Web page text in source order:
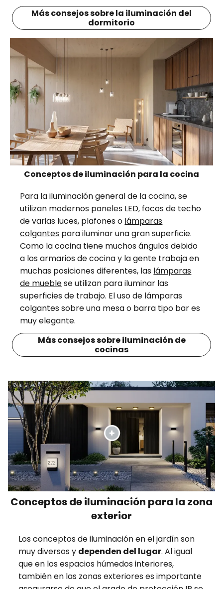
Más consejos sobre la iluminación del
dormitorio
Conceptos de iluminación para la cocina
Para la iluminación general de la cocina, se
utilizan modernos paneles LED, focos de techo
de varias luces, plafones o lámparas
colgantes para iluminar una gran superficie.
Como la cocina tiene muchos ángulos debido
a los armarios de cocina y la gente trabaja en
muchas posiciones diferentes, las lámparas
de mueblese utilizan para iluminar las
superficies de trabajo. El uso de lámparas
colgantes sobre una mesa o barra tipo bar es
muy elegante.
Más consejos sobre iluminación de
cocinas
Conceptos de iluminación para la zona
exterior
Los conceptos de iluminación en el jardín son
muy diversos y dependen del lugar. Al igual
que en los espacios húmedos interiores,
también en las zonas exteriores es importante